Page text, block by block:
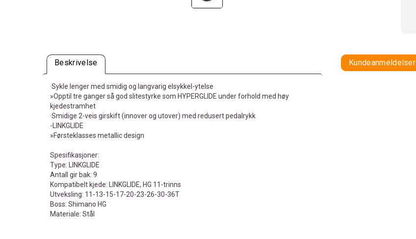
Beskrivelse
·Sykle lenger med smidig og langvarig elsykkel-ytelse
»Opptil tre ganger så god slitestyrke som HYPERGLIDE under forhold med høy
kjedestramhet
·Smidige 2-veis girskift (innover og utover) med redusert pedalrykk
-LINKGLIDE
»Førsteklasses metallic design
Spesifikasjoner:
Type: LINKGLIDE
Antall gir bak: 9
Kompatibelt kjede: LINKGLIDE, HG 11-trinns
Utveksling: 11-13-15-17-20-23-26-30-36T
Boss: Shimano HG
Materiale: Stål
Kundeanmeldelser